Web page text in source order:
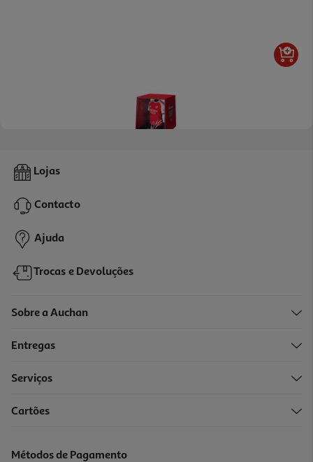
Figura My Jersey Rice - Home - Arsenal
19,99 €
Lojas
Contacto
Ajuda
Trocas e Devoluções
Sobre a Auchan
Entregas
Serviços
Cartões
Métodos de Pagamento